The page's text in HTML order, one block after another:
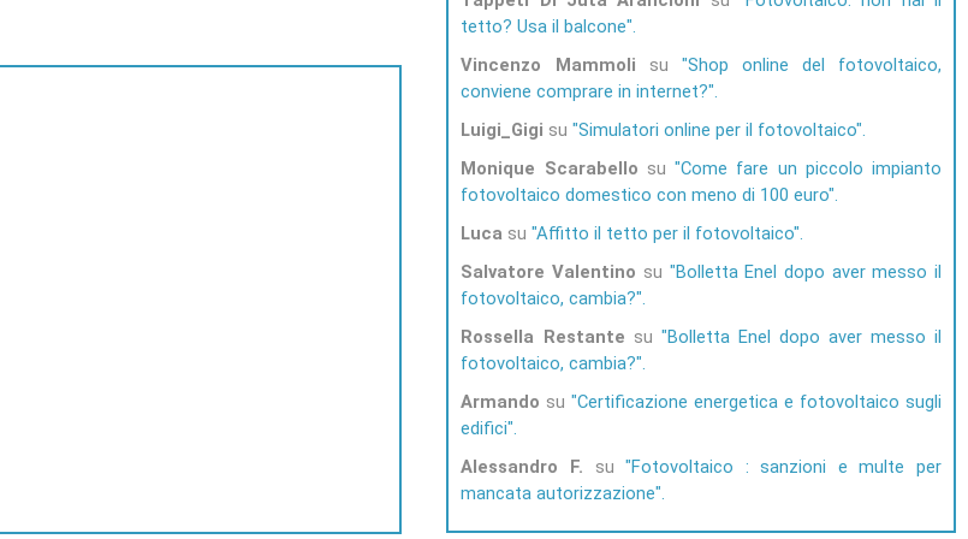
tetto? Usa il balcone
Vincenzo Mammoli su
Shop online del fotovoltaico,
conviene comprare in internet?
Luigi_Gigi su Simulatori online per il fotovoltaico
Monique Scarabello su Come fare un piccolo impianto
fotovoltaico domestico con meno di 100 euro
Luca su Affitto il tetto per il fotovoltaico
Salvatore Valentino su
Bolletta Enel dopo aver messo il
fotovoltaico, cambia?
Rossella Restante su
Bolletta Enel dopo aver messo il
fotovoltaico, cambia?
Armando su Certificazione energetica e fotovoltaico sugli
edifici
Alessandro F. su Fotovoltaico : sanzioni e multe per
mancata autorizzazione